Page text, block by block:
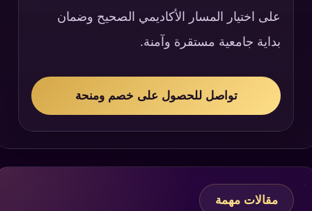
على اختيار المسار الأكاديمي الصحيح وضمان
بداية جامعية مستقرة وآمنة.
تواصل للحصول على خصم ومنحة
مقالات مهمة